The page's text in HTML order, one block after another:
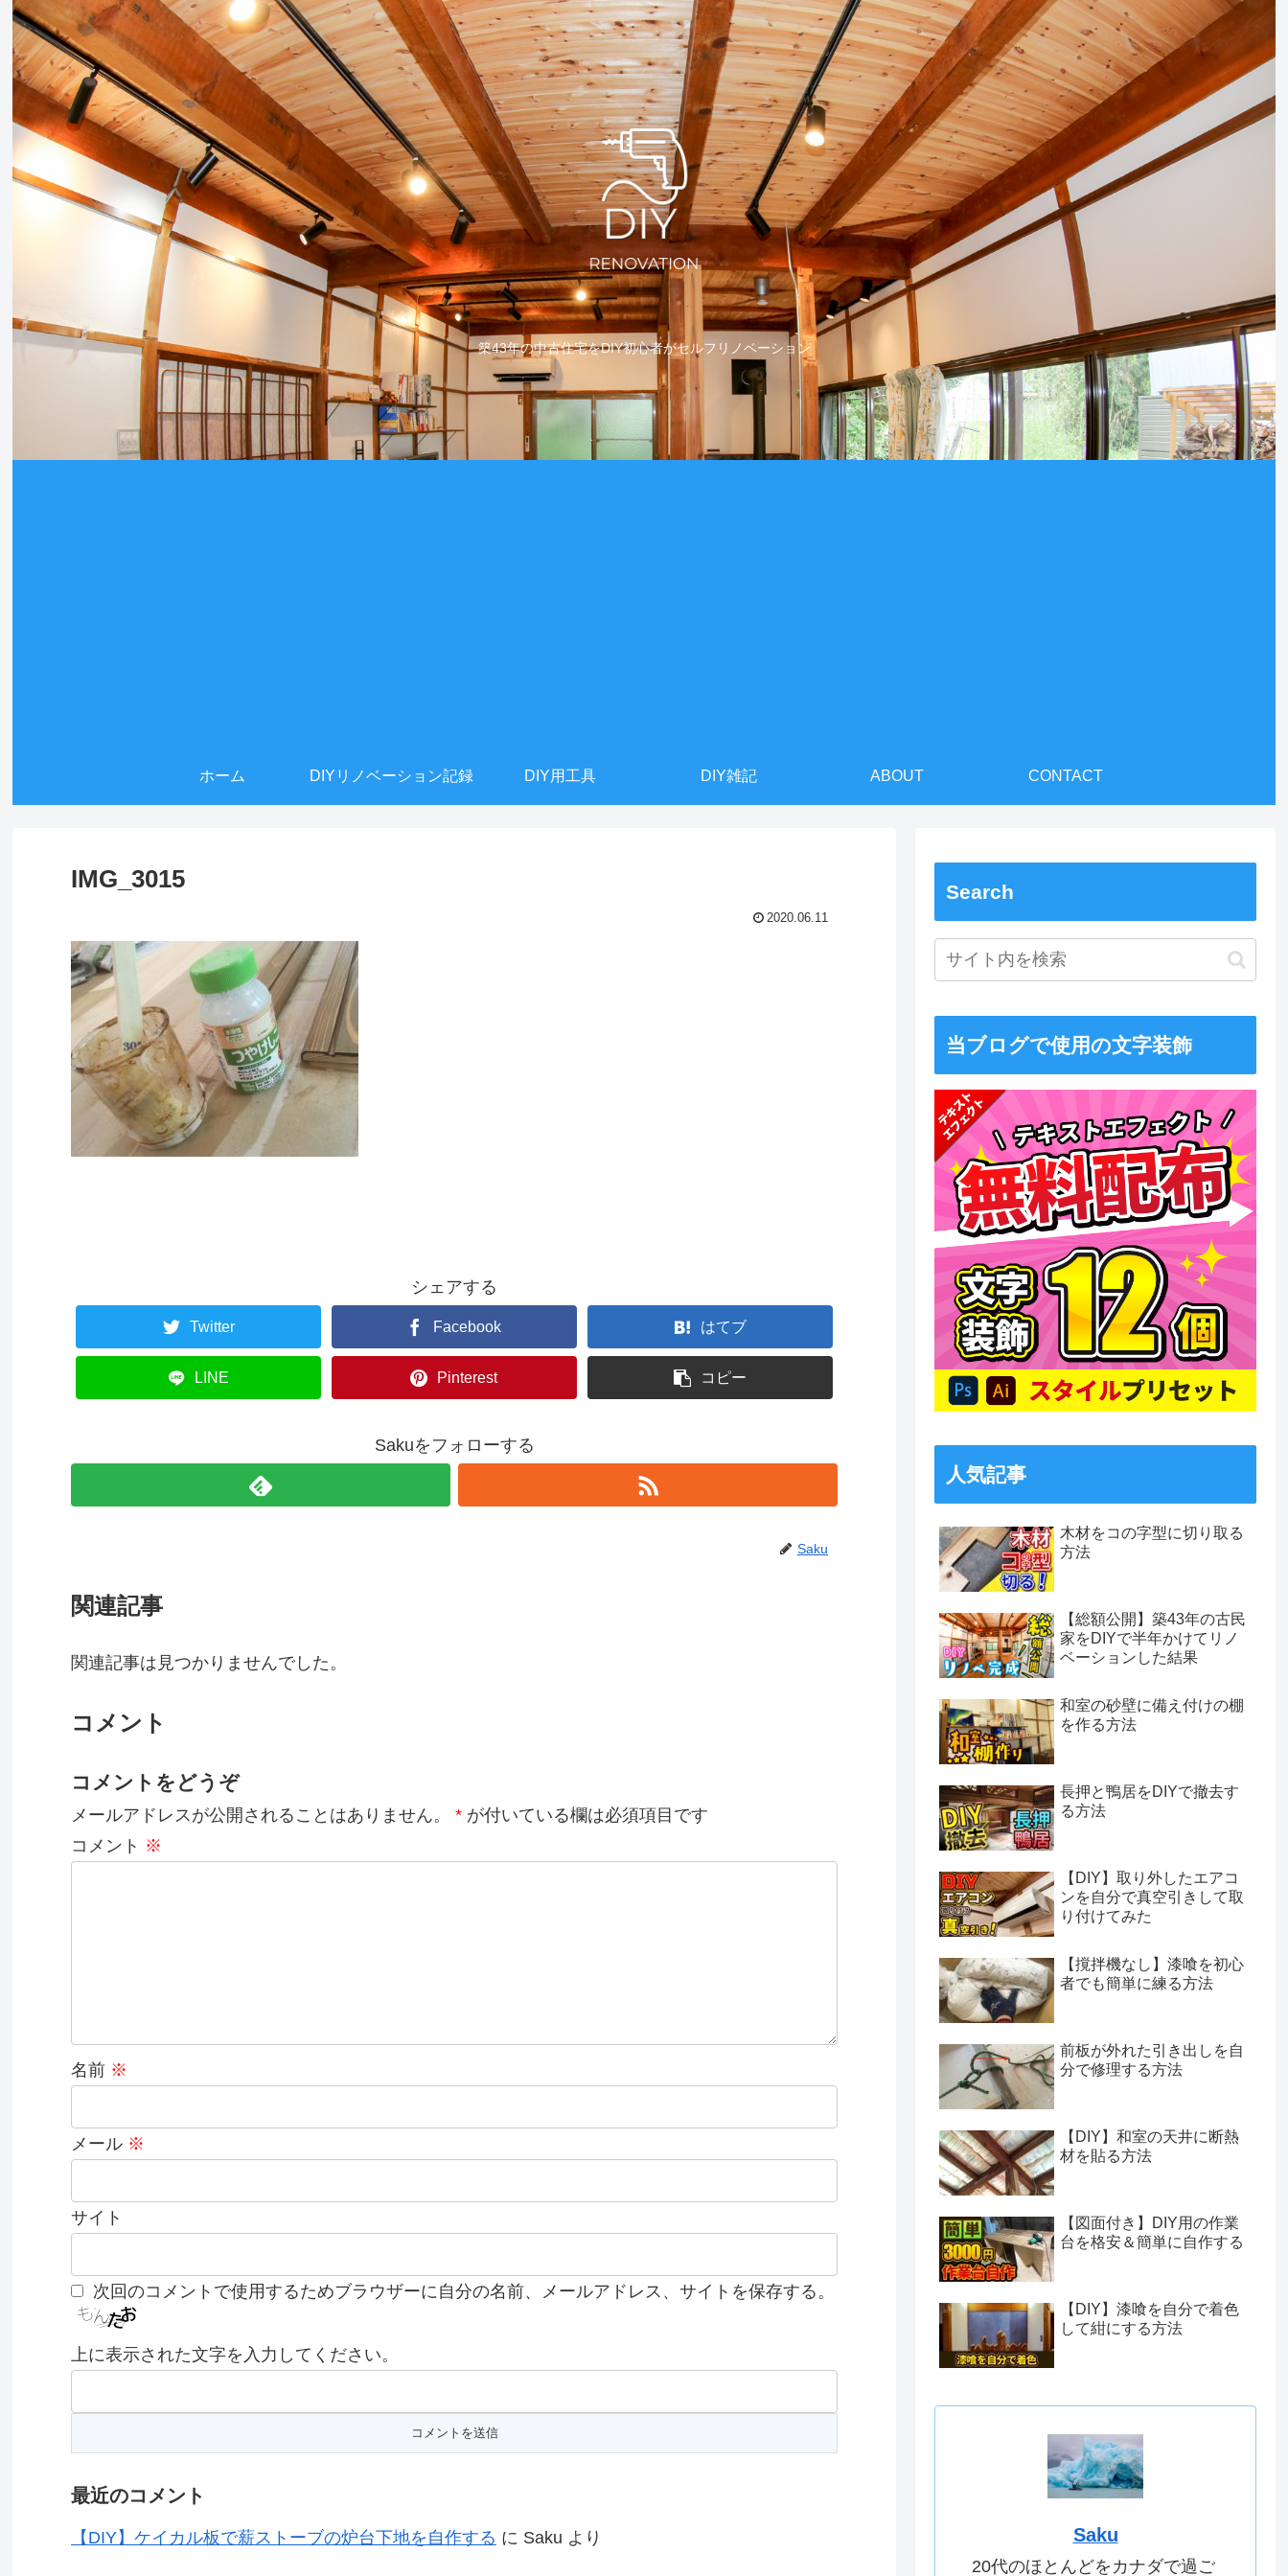
築43年の中古住宅をDIY初心者がセルフリノベーション
ホーム DIYリノベーション記録 DIY用工具 DIY雑記 ABOUT CONTACT
IMG_3015
2020.06.11
シェアする
Twitter Facebook はてブ
LINE Pinterest コピー
Sakuをフォローする
Saku
関連記事
関連記事は見つかりませんでした。
コメント
コメントをどうぞ
メールアドレスが公開されることはありません。 * が付いている欄は必須項目です
コメント ※
名前 ※
メール ※
サイト
次回のコメントで使用するためブラウザーに自分の名前、メールアドレス、サイトを保存する。
上に表示された文字を入力してください。
最近のコメント
【DIY】ケイカル板で薪ストーブの炉台下地を自作する に Saku より
Search
当ブログで使用の文字装飾
人気記事
木材をコの字型に切り取る
方法
【総額公開】築43年の古民
家をDIYで半年かけてリノ
ベーションした結果
和室の砂壁に備え付けの棚
を作る方法
長押と鴨居をDIYで撤去す
る方法
【DIY】取り外したエアコ
ンを自分で真空引きして取
り付けてみた
【撹拌機なし】漆喰を初心
者でも簡単に練る方法
前板が外れた引き出しを自
分で修理する方法
【DIY】和室の天井に断熱
材を貼る方法
【図面付き】DIY用の作業
台を格安＆簡単に自作する
【DIY】漆喰を自分で着色
して紺にする方法
Saku
20代のほとんどをカナダで過ご